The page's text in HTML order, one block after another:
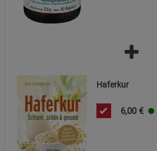
Haferkur
6,00 €
Notwendige Cookies (5)
Beschreibung Notwendige Cookies
Cookie-Informationen